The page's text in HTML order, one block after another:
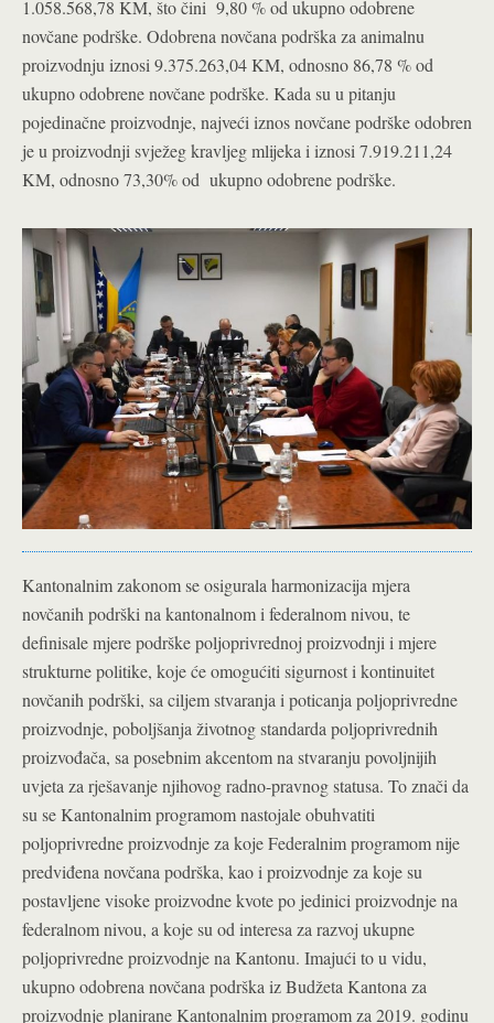
1.058.568,78 KM, što čini 9,80 % od ukupno odobrene
novčane podrške. Odobrena novčana podrška za animalnu
proizvodnju iznosi 9.375.263,04 KM, odnosno 86,78 % od
ukupno odobrene novčane podrške. Kada su u pitanju
pojedinačne proizvodnje, najveći iznos novčane podrške odobren
je u proizvodnji svježeg kravljeg mlijeka i iznosi 7.919.211,24
KM, odnosno 73,30% od ukupno odobrene podrške.
Kantonalnim zakonom se osigurala harmonizacija mjera
novčanih podrški na kantonalnom i federalnom nivou, te
definisale mjere podrške poljoprivrednoj proizvodnji i mjere
strukturne politike, koje će omogućiti sigurnost i kontinuitet
novčanih podrški, sa ciljem stvaranja i poticanja poljoprivredne
proizvodnje, poboljšanja životnog standarda poljoprivrednih
proizvođača, sa posebnim akcentom na stvaranju povoljnijih
uvjeta za rješavanje njihovog radno-pravnog statusa. To znači da
su se Kantonalnim programom nastojale obuhvatiti
poljoprivredne proizvodnje za koje Federalnim programom nije
predviđena novčana podrška, kao i proizvodnje za koje su
postavljene visoke proizvodne kvote po jedinici proizvodnje na
federalnom nivou, a koje su od interesa za razvoj ukupne
poljoprivredne proizvodnje na Kantonu. Imajući to u vidu,
ukupno odobrena novčana podrška iz Budžeta Kantona za
proizvodnje planirane Kantonalnim programom za 2019. godinu